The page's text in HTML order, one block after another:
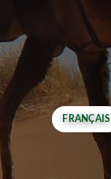
FRANÇAIS